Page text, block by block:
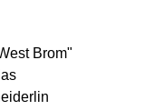
Brom"